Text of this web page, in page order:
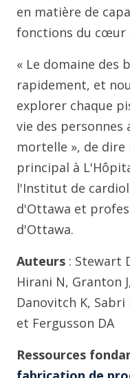
en matière de
fonctions du cœur
« Le domaine des
rapidement, et
explorer chaque
vie des
mortelle », de dire
principal à
l'Institut de
d'Ottawa et
d'Ottawa.
Auteurs : Stewart
Hirani N, Granton
Danovitch K,
et Fergusson DA
Ressources